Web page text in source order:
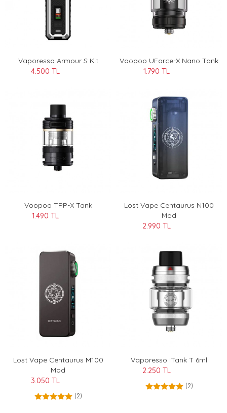
Vaporesso Armour S Kit
4.500 TL
Voopoo UForce-X Nano Tank
1.790 TL
Voopoo TPP-X Tank
1.490 TL
Lost Vape Centaurus N100
Mod
2.990 TL
Lost Vape Centaurus M100
Mod
3.050 TL
(2)
Vaporesso ITank T 6ml
2.250 TL
(2)